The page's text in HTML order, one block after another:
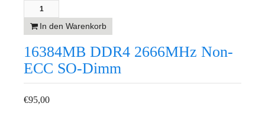
In den Warenkorb
16384MB DDR4 2666MHz Non-
ECC SO-Dimm
€95,00